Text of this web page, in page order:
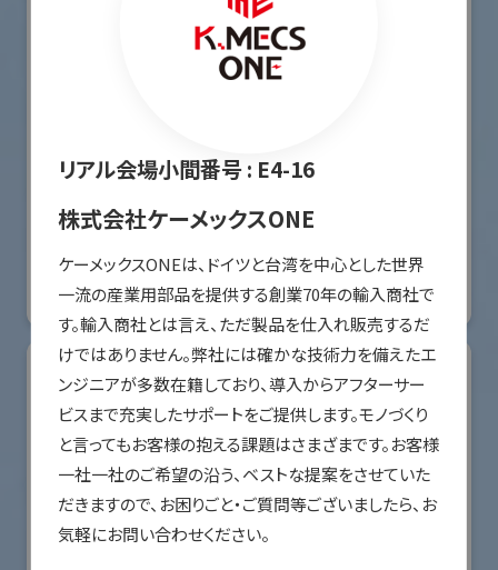
リアル会場小間番号 : E4-16
株式会社ケーメックスONE
ケーメックスONEは、ドイツと台湾を中心とした世界
一流の産業用部品を提供する創業70年の輸入商社で
す。輸入商社とは言え、ただ製品を仕入れ販売するだ
けではありません。弊社には確かな技術力を備えたエ
ンジニアが多数在籍しており、導入からアフターサー
ビスまで充実したサポートをご提供します。モノづくり
と言ってもお客様の抱える課題はさまざまです。お客様
一社一社のご希望の沿う、ベストな提案をさせていた
だきますので、お困りごと・ご質問等ございましたら、お
気軽にお問い合わせください。
#スマートプロダクションロボット #要素技術
リアル会場小間番号 : W2-36